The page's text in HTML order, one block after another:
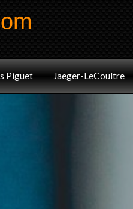
Annonces Blog
Piguet Jaeger-LeCoultre